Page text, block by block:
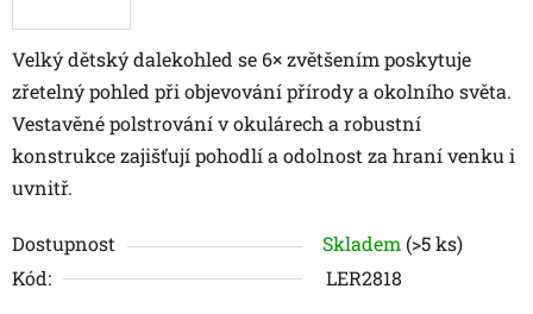
Velký dětský dalekohled se 6× zvětšením poskytuje
zřetelný pohled při objevování přírody a okolního světa.
Vestavěné polstrování v okulárech a robustní
konstrukce zajišťují pohodlí a odolnost za hraní venku i
uvnitř.
Dostupnost Skladem (>5 ks)
Kód:
LER2818